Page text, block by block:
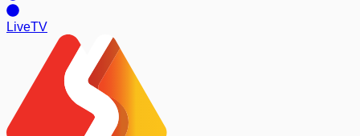
LiveTV